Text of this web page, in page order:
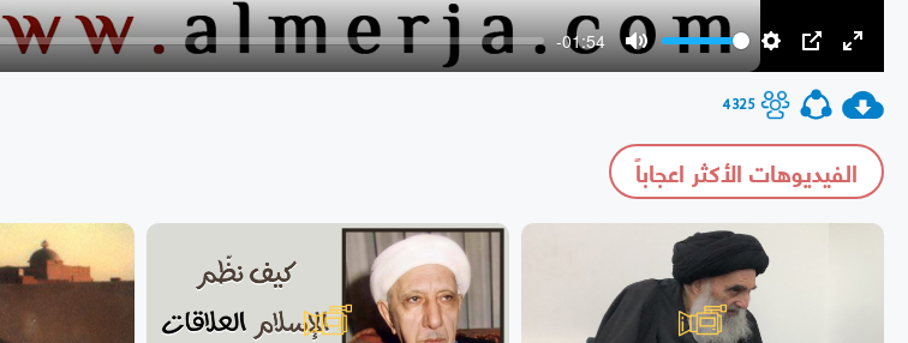
-01:54
Mute
4325
الفيديوهات الأكثر اعجاباً